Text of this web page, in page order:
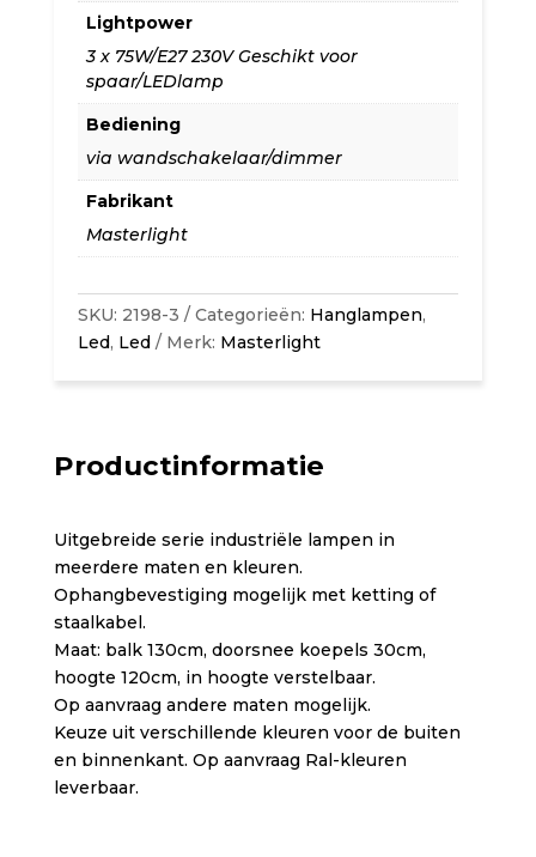
Lightpower
3 x 75W/E27 230V Geschikt voor
spaar/LEDlamp
Bediening
via wandschakelaar/dimmer
Fabrikant
Masterlight
SKU: 2198-3 Categorieën: Hanglampen,
Led, Led Merk: Masterlight
Productinformatie
Uitgebreide serie industriële lampen in
meerdere maten en kleuren.
Ophangbevestiging mogelijk met ketting of
staalkabel.
Maat: balk 130cm, doorsnee koepels 30cm,
hoogte 120cm, in hoogte verstelbaar.
Op aanvraag andere maten mogelijk.
Keuze uit verschillende kleuren voor de buiten
en binnenkant. Op aanvraag Ral-kleuren
leverbaar.